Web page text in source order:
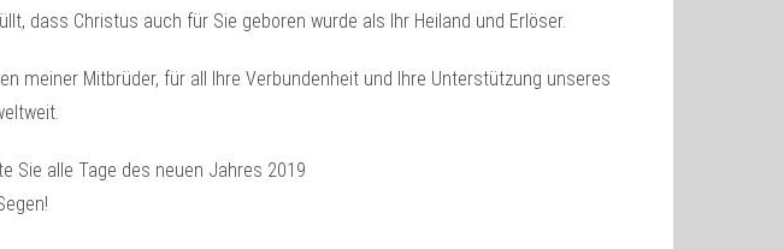
dass Christus auch für Sie geboren wurde als Ihr Heiland und Erlöser.
meiner Mitbrüder, für all Ihre Verbundenheit und Ihre Unterstützung unseres
Sie alle Tage des neuen Jahres 2019